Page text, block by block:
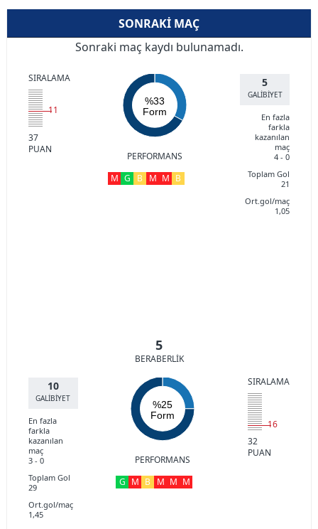
SONRAKI MAÇ
Sonraki maç kaydı bulunamadı.
SIRALAMA
11
37
PUAN
%33
Form
PERFORMANS
M G B M M B
5
GALİBİYET
En fazla
farkla
kazanılan
maç
4 - 0
Toplam Gol
21
Ort.gol/maç
1,05
5
BERABERLİK
10
GALİBİYET
En fazla
farkla
kazanılan
maç
3 - 0
Toplam Gol
29
Ort.gol/maç
1,45
%25
Form
PERFORMANS
G M B M M M
SIRALAMA
16
32
PUAN